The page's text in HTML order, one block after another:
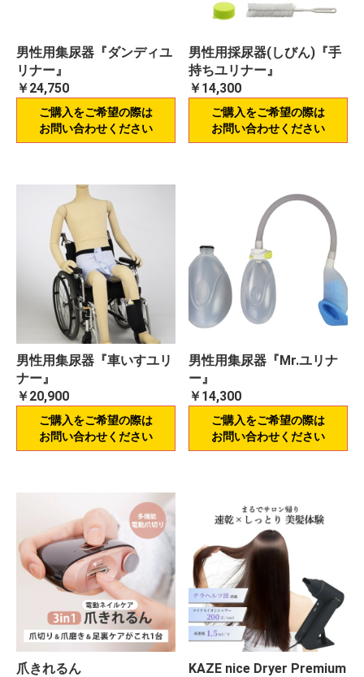
男性用集尿器『ダンディユ
リナー』
￥24,750
ご購入をご希望の際は
お問い合わせください
男性用採尿器(しびん)『手
持ちユリナー』
￥14,300
ご購入をご希望の際は
お問い合わせください
男性用集尿器『車いすユリ
ナー』
￥20,900
ご購入をご希望の際は
お問い合わせください
男性用集尿器『Mr.ユリナ
ー』
￥14,300
ご購入をご希望の際は
お問い合わせください
爪きれるん
KAZE nice Dryer Premium